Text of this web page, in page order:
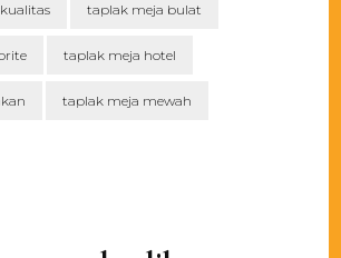
taplak meja bulat
taplak meja hotel
taplak meja mewah